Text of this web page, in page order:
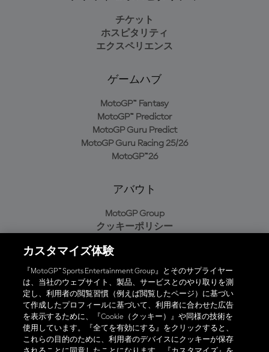
チケット
ホスピタリティ
エクスペリエンス
ゲームハブ
MotoGP™ Fantasy
MotoGP™ Predictor
MotoGP Guru Predict
MotoGP Guru Racing 25/26
MotoGP™26
アバウト
MotoGP Group
クッキーポリシー
プライバシーポリシー
購入ポリシー
オフィシャルアプリ
カスタマイズ体験
『MotoGP™ Sports Entertainment Group』とそのサプライヤー
は、当社のウェブサイト、製品、サービスとのやり取りを測
定し、利用者の閲覧習慣（例えば閲覧したページ）に基づい
て作成したプロフィールに基づいて、利用者に合わせた広告
を表示するために、『Cookie（クッキー）』や同様の技術を
使用しています。『全てを有効にする』をクリックすると、
これらの目的のために、利用者のデバイスにクッキーが保存